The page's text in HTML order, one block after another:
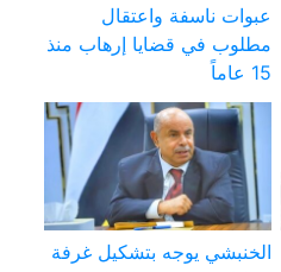
عبوات ناسفة واعتقال
مطلوب في قضايا إرهاب منذ
15 عاماً
الخنبشي يوجه بتشكيل غرفة